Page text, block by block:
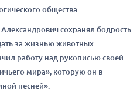
общества.
сохранял бодрость
за жизнью животных.
работу над рукописью своей
мира», которую он в
песней».